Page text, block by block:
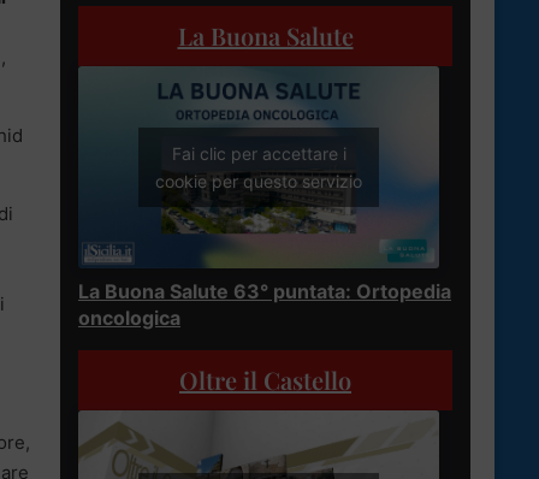
La Buona Salute
Fai clic per accettare i
cookie per questo servizio
La Buona Salute 63° puntata: Ortopedia
oncologica
Oltre il Castello